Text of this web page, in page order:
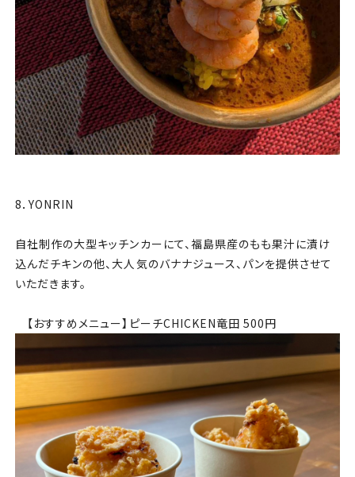
8．YONRIN
自社制作の大型キッチンカーにて、福島県産のもも果汁に漬け
込んだチキンの他、大人気のバナナジュース、パンを提供させて
いただきます。
【おすすめメニュー】ピーチCHICKEN竜田 500円